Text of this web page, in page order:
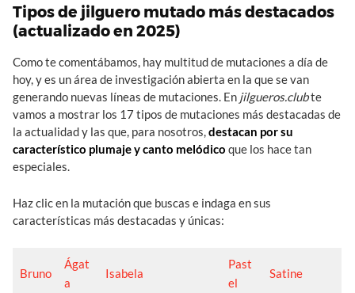
Tipos de jilguero mutado más destacados
(actualizado en 2025)
Como te comentábamos, hay multitud de mutaciones a día de
hoy, y es un área de investigación abierta en la que se van
generando nuevas líneas de mutaciones. En jilgueros.clubte
vamos a mostrar los 17 tipos de mutaciones más destacadas de
la actualidad y las que, para nosotros,destacan por su
característico plumaje y canto melódico que los hace tan
especiales.
Haz clic en la mutación que buscas e indaga en sus
características más destacadas y únicas:
Bruno
Ágat
a
Isabela
Past
el
Satine